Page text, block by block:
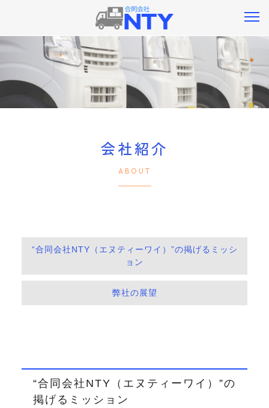
会社紹介
ABOUT
“合同会社NTY（エヌティーワイ）”の掲げるミッシ
ョン
弊社の展望
“合同会社NTY（エヌティーワイ）”の
掲げるミッション